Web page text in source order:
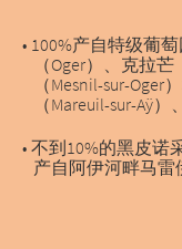
• 100%产自特级葡
（Oger）、克拉
（Mesnil-sur-
（Mareuil-sur-Aÿ
• 不到10%的黑皮
产自阿伊河畔马雷